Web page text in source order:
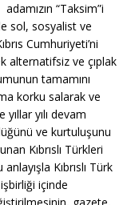
“Taksim”i
sol, sosyalist ve
Cumhuriyeti’ni
alternatifsiz ve çıplak
tamamını
korku salarak ve
yılı devam
ve kurtuluşunu
Kıbrıslı Türkleri
Kıbrıslı Türk
içinde